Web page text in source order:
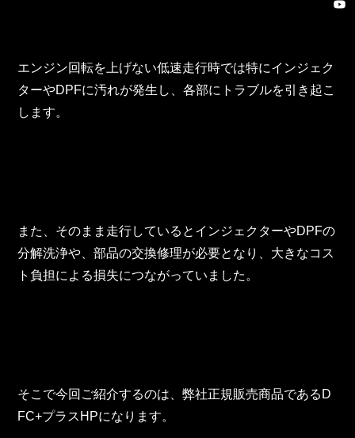
株式会社 東邦ホールディングス
株式会社 ソナティック
お問い合わせ
エンジン回転を上げない低速走行時では特にインジェク
ターやDPFに汚れが発生し、各部にトラブルを引き起こ
します。
また、そのまま走行しているとインジェクターやDPFの
分解洗浄や、部品の交換修理が必要となり、大きなコス
ト負担による損失につながっていました。
そこで今回ご紹介するのは、弊社正規販売商品であるD
FC+プラスHPになります。